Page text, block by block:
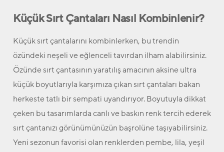
Küçük Sırt Çantaları Nasıl Kombinlenir?
Küçük sırt çantalarını kombinlerken, bu trendin
özündeki neşeli ve eğlenceli tavırdan ilham alabilirsiniz.
Özünde sırt çantasının yaratılış amacının aksine ultra
küçük boyutlarıyla karşımıza çıkan sırt çantaları bakan
herkeste tatlı bir sempati uyandırıyor. Boyutuyla dikkat
çeken bu tasarımlarda canlı ve baskın renk tercih ederek
sırt çantanızı görünümünüzün başrolüne taşıyabilirsiniz.
Yeni sezonun favorisi olan renklerden pembe, lila, yeşil